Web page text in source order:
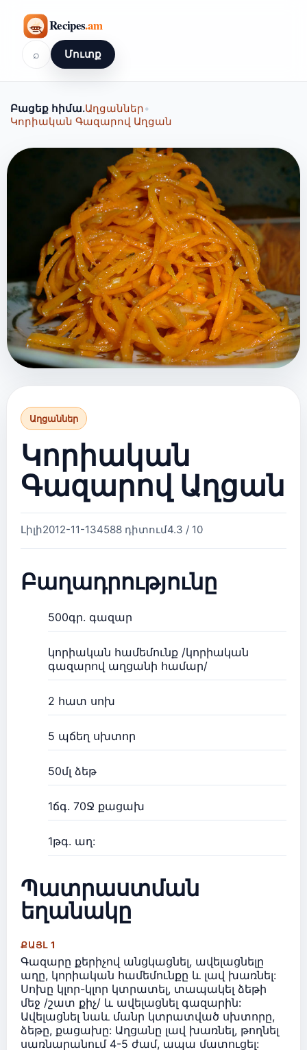
⌕ Մուտք
Բացեք հիմա.Աղցաններ•
Կորիական Գազարով Աղցան
Աղցաններ
Կորիական
Գազարով Աղցան
Լիլի2012-11-134588 դիտում4.3 / 10
Բաղադրությունը
500գր. գազար
կորիական համեմունք /կորիական
գազարով աղցանի համար/
2 հատ սոխ
5 պճեղ սխտոր
50մլ ձեթ
1ճգ. 70Ջ քացախ
1թգ. աղ:
Պատրաստման
եղանակը
ՔԱՅԼ 1
Գազարը քերիչով անցկացնել, ավելացնելը
աղը, կորիական համեմունքը և լավ խառնել:
Սոխը կլոր-կլոր կտրատել, տապակել ձեթի
մեջ /շատ քիչ/ և ավելացնել գազարին:
Ավելացնել նաև մանր կտրատված սխտորը,
ձեթը, քացախը: Աղցանը լավ խառնել, թողնել
սառնարանում 4-5 ժամ, ապա մատուցել: